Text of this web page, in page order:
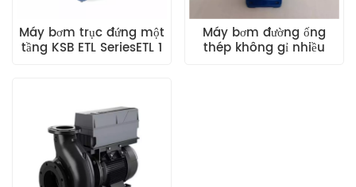
Máy bơm trục đứng một
tầng KSB ETL SeriesETL 1
Máy bơm đường ống
thép không gỉ nhiều